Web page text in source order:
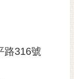
路316號